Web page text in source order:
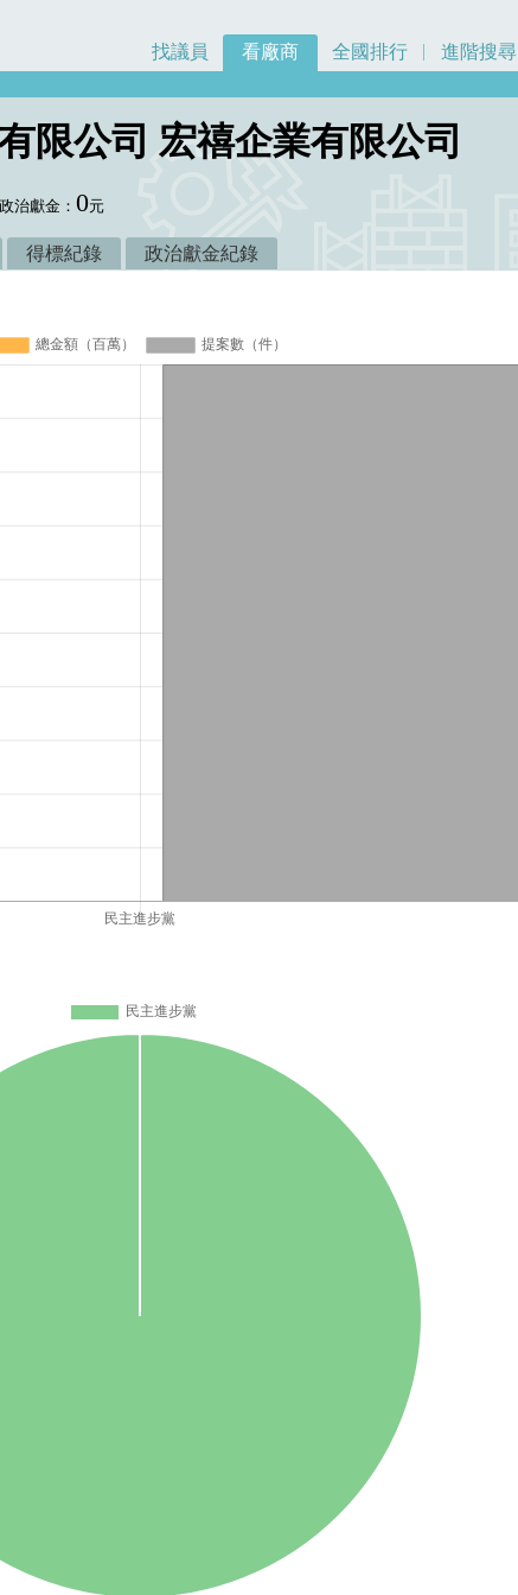
找議員 看廠商 全國排行 進階搜尋
限公司 宏禧企業有限公司
政治獻金：0元
得標紀錄 政治獻金紀錄